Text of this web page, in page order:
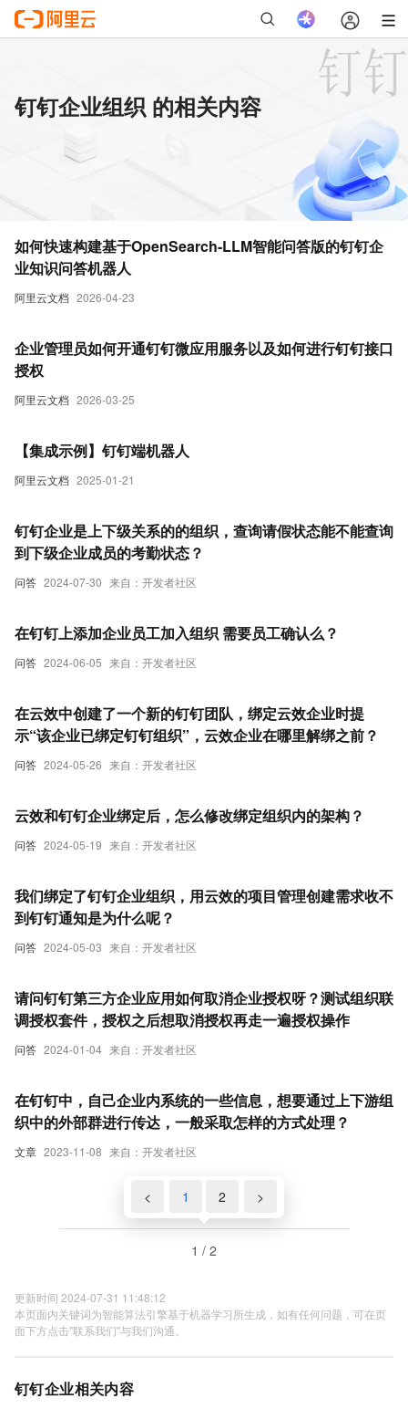
钉钉企业组织 的相关内容
阿里云文档 2026-04-23
如何快速构建基于OpenSearch-LLM智能问答版的钉钉企
业知识问答机器人
阿里云文档 2026-03-25
企业管理员如何开通钉钉微应用服务以及如何进行钉钉接口
授权
阿里云文档 2025-01-21
【集成示例】钉钉端机器人
问答 2024-07-30 来自：开发者社区
钉钉企业是上下级关系的的组织，查询请假状态能不能查询
到下级企业成员的考勤状态？
问答 2024-06-05 来自：开发者社区
在钉钉上添加企业员工加入组织 需要员工确认么？
问答 2024-05-26 来自：开发者社区
在云效中创建了一个新的钉钉团队，绑定云效企业时提
示“该企业已绑定钉钉组织”，云效企业在哪里解绑之前？
问答 2024-05-19 来自：开发者社区
云效和钉钉企业绑定后，怎么修改绑定组织内的架构？
问答 2024-05-03 来自：开发者社区
我们绑定了钉钉企业组织，用云效的项目管理创建需求收不
到钉钉通知是为什么呢？
问答 2024-01-04 来自：开发者社区
请问钉钉第三方企业应用如何取消企业授权呀？测试组织联
调授权套件，授权之后想取消授权再走一遍授权操作
文章 2023-11-08 来自：开发者社区
在钉钉中，自己企业内系统的一些信息，想要通过上下游组
织中的外部群进行传达，一般采取怎样的方式处理？
< 1 2 >
1 / 2
更新时间 2024-07-31 11:48:12
本页面内关键词为智能算法引擎基于机器学习所生成，如有任何问题，可在页
面下方点击"联系我们"与我们沟通。
钉钉企业相关内容